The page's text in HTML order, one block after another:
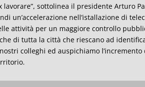
lavorare”, sottolinea il presidente Arturo
un’accelerazione nell’istallazione di
attività per un maggiore controllo
di tutta la città che riescano ad
colleghi ed auspichiamo